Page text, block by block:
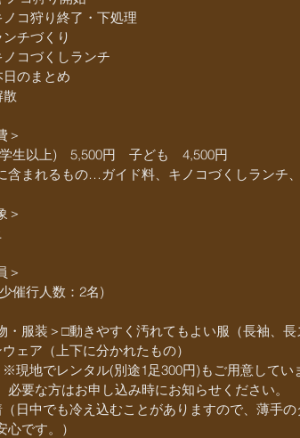
ノコ狩り終了・下処理
ンチづくり
ノコづくしランチ
日のまとめ
散
＞
生以上)　5,500円　子ども　4,500円
まれるもの…ガイド料、キノコづくしランチ
＞
＞
催行人数：2名)
・服装＞□動きやすく汚れてもよい服（長袖
ェア（上下に分かれたもの）
現地でレンタル(別途1足300円)もご用意してい
方はお申し込み時にお知らせください。
日中でも冷え込むことがありますので、薄手
心です。）